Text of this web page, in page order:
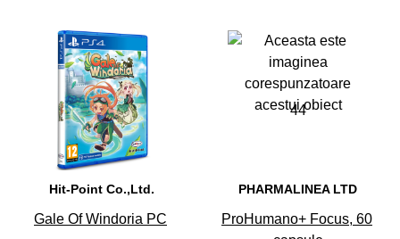
43
Hit-Point Co.,Ltd.
Gale Of Windoria PC
44
PHARMALINEA LTD
ProHumano+ Focus, 60